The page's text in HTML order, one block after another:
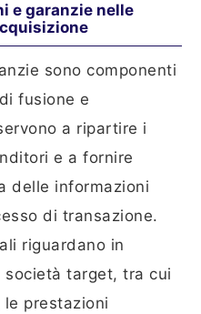
e garanzie nelle
sono componenti
fusione e
a ripartire i
e a fornire
delle informazioni
di transazione.
riguardano in
target, tra cui
prestazioni